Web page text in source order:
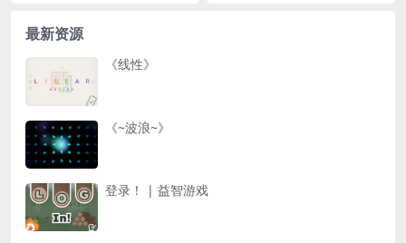
最新资源
《线性》
《~波浪~》
登录！ | 益智游戏